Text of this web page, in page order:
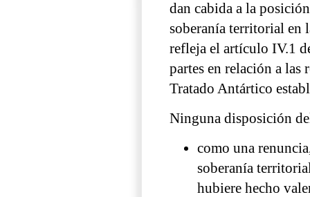
dan cabida a la
soberanía territorial en
refleja el artículo IV.1
partes en relación a
Tratado Antártico
Ninguna disposición
como una
soberanía
hubiere hecho